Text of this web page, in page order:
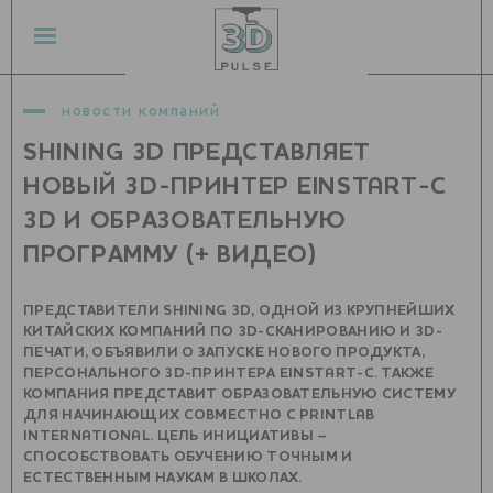
новости компаний
SHINING 3D ПРЕДСТАВЛЯЕТ
НОВЫЙ 3D-ПРИНТЕР EINSTART-C
3D И ОБРАЗОВАТЕЛЬНУЮ
ПРОГРАММУ (+ ВИДЕО)
ПРЕДСТАВИТЕЛИ SHINING 3D, ОДНОЙ ИЗ КРУПНЕЙШИХ
КИТАЙСКИХ КОМПАНИЙ ПО 3D-СКАНИРОВАНИЮ И 3D-
ПЕЧАТИ, ОБЪЯВИЛИ О ЗАПУСКЕ НОВОГО ПРОДУКТА,
ПЕРСОНАЛЬНОГО 3D-ПРИНТЕРА EINSTART-C. ТАКЖЕ
КОМПАНИЯ ПРЕДСТАВИТ ОБРАЗОВАТЕЛЬНУЮ СИСТЕМУ
ДЛЯ НАЧИНАЮЩИХ СОВМЕСТНО С PRINTLAB
INTERNATIONAL. ЦЕЛЬ ИНИЦИАТИВЫ –
СПОСОБСТВОВАТЬ ОБУЧЕНИЮ ТОЧНЫМ И
ЕСТЕСТВЕННЫМ НАУКАМ В ШКОЛАХ.